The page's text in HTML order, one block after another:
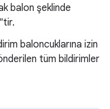
balon şeklinde
baloncuklarına izin
tüm bildirimler